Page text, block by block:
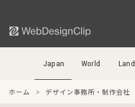
Japan World
ホーム デザイン事務所・制作会社